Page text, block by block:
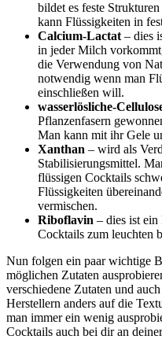
bildet es feste
kann Flüssigkeiten in
Calcium-Lactat – dies
in jeder Milch
die Verwendung von
notwendig wenn man
einschließen will.
wasserlösliche-
Pflanzenfasern
Man kann mit ihr Gele
Xanthan – wird als
Stabilisierungsmittel.
flüssigen Cocktails
Flüssigkeiten
vermischen.
Riboflavin – dies ist
Cocktails zum leuchten
Nun folgen ein paar wichtige
möglichen Zutaten
verschiedene Zutaten und
Herstellern anders auf die
man immer ein wenig
Cocktails auch bei dir an